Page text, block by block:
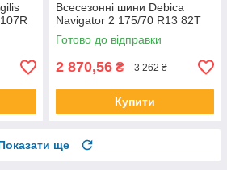
Всесезонні шини Debica
Navigator 2 175/70 R13 82T
Готово до відправки
2 870,56 ₴ 3 262 ₴
Купити
ще